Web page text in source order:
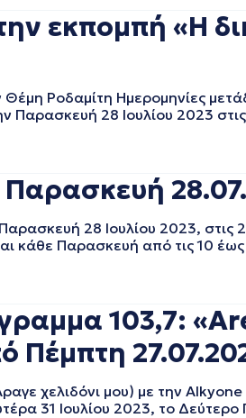
εκπομπή «Η
Ροδαμίτη Ημερομηνίες
Παρασκευή 28 Ιουλίου 2023
28 Ιουλίου 2023, στις
κάθε Παρασκευή από τις 10 έως
103,7:
Πέμπτη
χελιδόνι μου) με την
31 Ιουλίου 2023, το